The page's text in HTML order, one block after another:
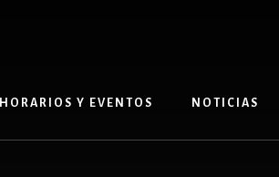
HORARIOS Y EVENTOS NOTICIAS